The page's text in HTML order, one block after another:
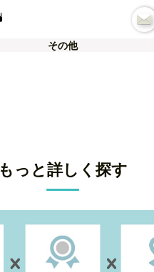
その他
もっと詳しく探す